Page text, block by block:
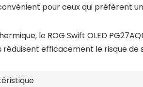
pour ceux qui préfèrent
le ROG Swift OLED
efficacement le risque de